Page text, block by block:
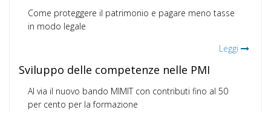
Come proteggere il patrimonio e pagare meno tasse
in modo legale
Leggi
Sviluppo delle competenze nelle PMI
Al via il nuovo bando MIMIT con contributi fino al 50
per cento per la formazione